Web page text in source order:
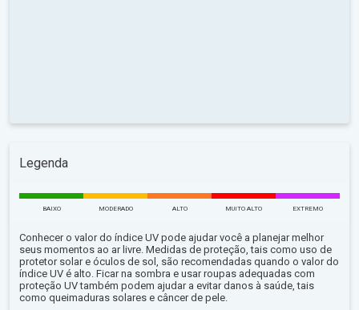
Legenda
BAIXO MODERADO ALTO MUITO ALTO EXTREMO
Conhecer o valor do índice UV pode ajudar você a planejar melhor
seus momentos ao ar livre. Medidas de proteção, tais como uso de
protetor solar e óculos de sol, são recomendadas quando o valor do
índice UV é alto. Ficar na sombra e usar roupas adequadas com
proteção UV também podem ajudar a evitar danos à saúde, tais
como queimaduras solares e câncer de pele.